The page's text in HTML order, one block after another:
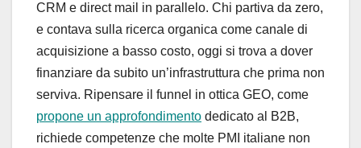
CRM e direct mail in parallelo. Chi partiva da zero,
e contava sulla ricerca organica come canale di
acquisizione a basso costo, oggi si trova a dover
finanziare da subito un’infrastruttura che prima non
serviva. Ripensare il funnel in ottica GEO, come
propone un approfondimento dedicato al B2B,
richiede competenze che molte PMI italiane non